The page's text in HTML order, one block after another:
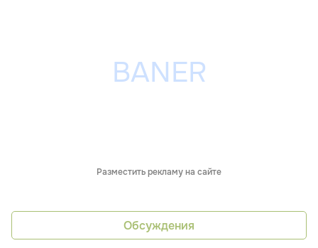
Разместить рекламу на сайте
Обсуждения